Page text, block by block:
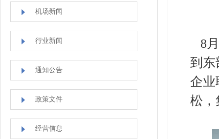
8
到东
企业
松，
机场新闻
行业新闻
通知公告
政策文件
经营信息